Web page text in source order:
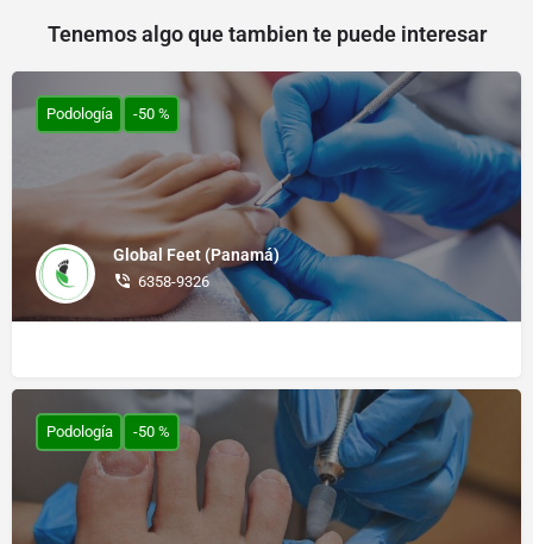
Tenemos algo que tambien te puede interesar
Global Feet (Panamá)
6358-9326
Podología -50 %
Podología -50 %